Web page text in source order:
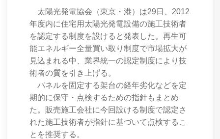
太陽光発電協会（東京・港）は29日、2012
年度内に住宅用太陽光発電設備の施工技術者
を認定する制度を設けると発表した。再生可
能エネルギー全量買い取り制度で市場拡大が
見込まれる中、業界統一の認定制度により技
術者の質を引き上げる。
パネルを固定する架台の経年劣化などを定
期的に保守・点検するための指針もまとめ
た。販売施工会社に今回設ける制度で認定さ
れた施工技術者が指針に基づいて点検するこ
とを推奨する。